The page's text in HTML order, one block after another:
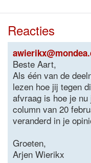
Reacties
Beste Aart,
Als één van de
lezen hoe jij tegen
afvraag is hoe je
column van 20
veranderd in je
Groeten,
Arjen Wierikx